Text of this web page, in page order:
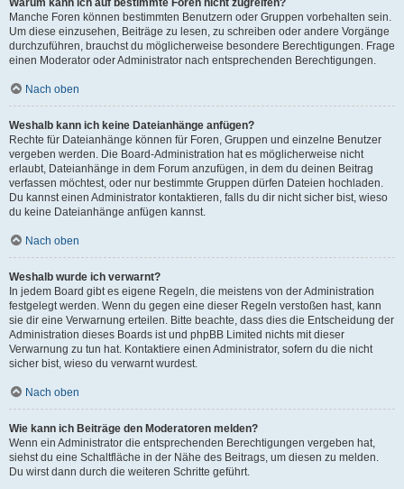
Warum kann ich auf bestimmte Foren nicht zugreifen?
Manche Foren können bestimmten Benutzern oder Gruppen vorbehalten sein.
Um diese einzusehen, Beiträge zu lesen, zu schreiben oder andere Vorgänge
durchzuführen, brauchst du möglicherweise besondere Berechtigungen. Frage
einen Moderator oder Administrator nach entsprechenden Berechtigungen.
Nach oben
Weshalb kann ich keine Dateianhänge anfügen?
Rechte für Dateianhänge können für Foren, Gruppen und einzelne Benutzer
vergeben werden. Die Board-Administration hat es möglicherweise nicht
erlaubt, Dateianhänge in dem Forum anzufügen, in dem du deinen Beitrag
verfassen möchtest, oder nur bestimmte Gruppen dürfen Dateien hochladen.
Du kannst einen Administrator kontaktieren, falls du dir nicht sicher bist, wieso
du keine Dateianhänge anfügen kannst.
Nach oben
Weshalb wurde ich verwarnt?
In jedem Board gibt es eigene Regeln, die meistens von der Administration
festgelegt werden. Wenn du gegen eine dieser Regeln verstoßen hast, kann
sie dir eine Verwarnung erteilen. Bitte beachte, dass dies die Entscheidung der
Administration dieses Boards ist und phpBB Limited nichts mit dieser
Verwarnung zu tun hat. Kontaktiere einen Administrator, sofern du die nicht
sicher bist, wieso du verwarnt wurdest.
Nach oben
Wie kann ich Beiträge den Moderatoren melden?
Wenn ein Administrator die entsprechenden Berechtigungen vergeben hat,
siehst du eine Schaltfläche in der Nähe des Beitrags, um diesen zu melden.
Du wirst dann durch die weiteren Schritte geführt.